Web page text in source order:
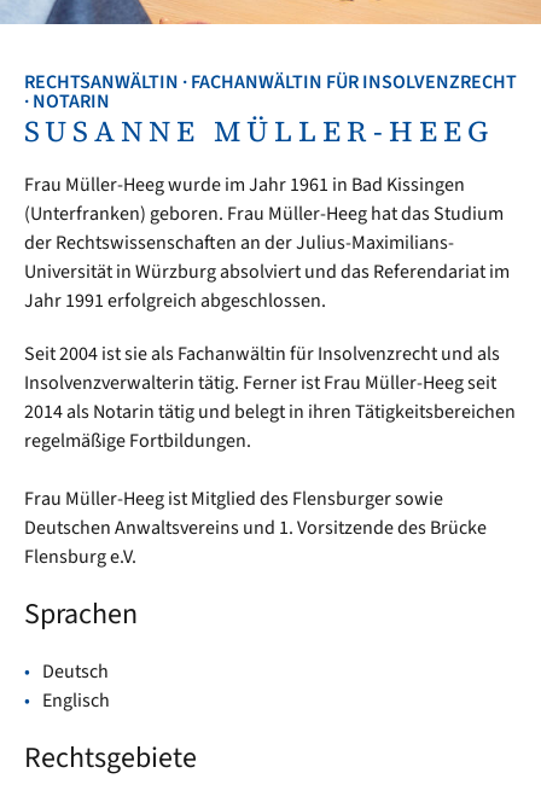
RECHTSANWÄLTIN · FACHANWÄLTIN FÜR INSOLVENZRECHT
· NOTARIN
SUSANNE MÜLLER-HEEG
Frau Müller-Heeg wurde im Jahr 1961 in Bad Kissingen
(Unterfranken) geboren. Frau Müller-Heeg hat das Studium
der Rechtswissenschaften an der Julius-Maximilians-
Universität in Würzburg absolviert und das Referendariat im
Jahr 1991 erfolgreich abgeschlossen.
Seit 2004 ist sie als Fachanwältin für Insolvenzrecht und als
Insolvenzverwalterin tätig. Ferner ist Frau Müller-Heeg seit
2014 als Notarin tätig und belegt in ihren Tätigkeitsbereichen
regelmäßige Fortbildungen.
Frau Müller-Heeg ist Mitglied des Flensburger sowie
Deutschen Anwaltsvereins und 1. Vorsitzende des Brücke
Flensburg e.V.
Sprachen
Deutsch
Englisch
Rechtsgebiete